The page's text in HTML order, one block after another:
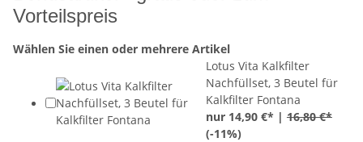
Vorteilspreis
Wählen Sie einen oder mehrere Artikel
Lotus Vita Kalkfilter
Nachfüllset, 3 Beutel für
Kalkfilter Fontana
nur 14,90 €* | 16,80 €*
(-11%)